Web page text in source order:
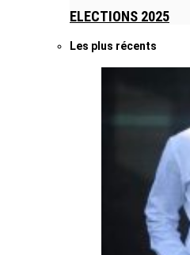
ELECTIONS 2025
Les plus récents